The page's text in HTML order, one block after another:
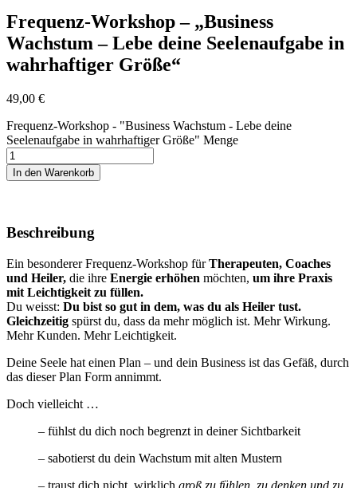
Frequenz-Workshop – „Business
Wachstum – Lebe deine Seelenaufgabe in
wahrhaftiger Größe“
49,00 €
Frequenz-Workshop - "Business Wachstum - Lebe deine
Seelenaufgabe in wahrhaftiger Größe" Menge
In den Warenkorb
Beschreibung
Ein besonderer Frequenz-Workshop fürTherapeuten, Coaches
und Heiler, die ihre Energie erhöhen möchten, um ihre Praxis
mit Leichtigkeit zu füllen.
Du weisst: Du bist so gut in dem, was du als Heiler tust.
Gleichzeitig spürst du, dass da mehr möglich ist. Mehr Wirkung.
Mehr Kunden. Mehr Leichtigkeit.
Deine Seele hat einen Plan – und dein Business ist das Gefäß, durch
das dieser Plan Form annimmt.
Doch vielleicht …
– fühlst du dich noch begrenzt in deiner Sichtbarkeit
– sabotierst du dein Wachstum mit alten Mustern
– traust dich nicht, wirklich groß zu fühlen, zu denken und zu